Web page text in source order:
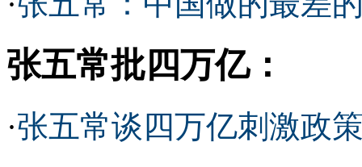
张五常批四万亿：
·张五常谈四万亿刺激政